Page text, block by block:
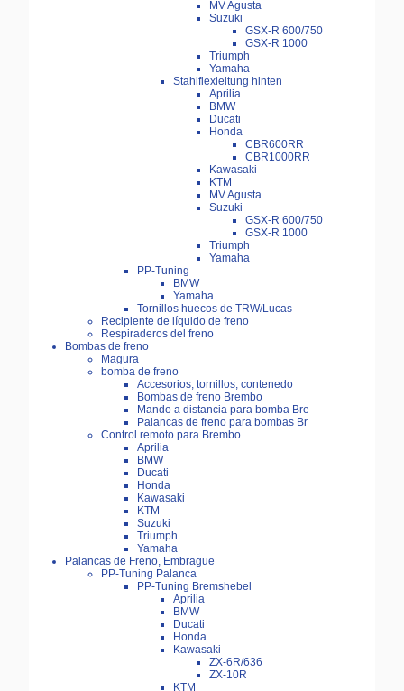
MV Agusta
Suzuki
GSX-R 600/750
GSX-R 1000
Triumph
Yamaha
Stahlflexleitung hinten
Aprilia
BMW
Ducati
Honda
CBR600RR
CBR1000RR
Kawasaki
KTM
MV Agusta
Suzuki
GSX-R 600/750
GSX-R 1000
Triumph
Yamaha
PP-Tuning
BMW
Yamaha
Tornillos huecos de TRW/Lucas
Recipiente de líquido de freno
Respiraderos del freno
Bombas de freno
Magura
bomba de freno
Accesorios, tornillos, contenedo
Bombas de freno Brembo
Mando a distancia para bomba Bre
Palancas de freno para bombas Br
Control remoto para Brembo
Aprilia
BMW
Ducati
Honda
Kawasaki
KTM
Suzuki
Triumph
Yamaha
Palancas de Freno, Embrague
PP-Tuning Palanca
PP-Tuning Bremshebel
Aprilia
BMW
Ducati
Honda
Kawasaki
ZX-6R/636
ZX-10R
KTM